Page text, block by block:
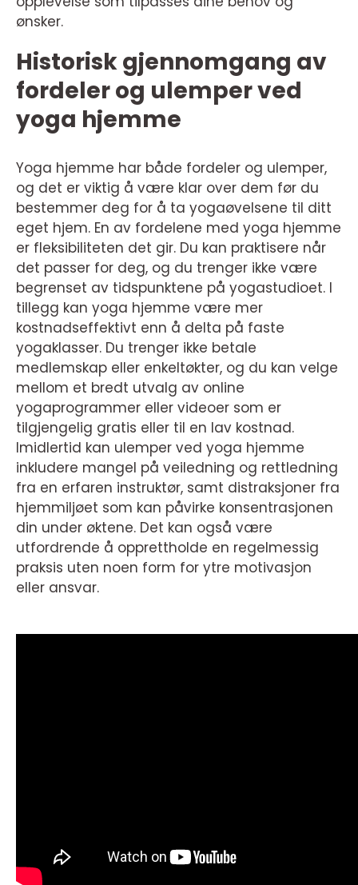
ønsker.
Historisk gjennomgang av
fordeler og ulemper ved
yoga hjemme
Yoga hjemme har både fordeler og ulemper,
og det er viktig å være klar over dem før du
bestemmer deg for å ta yogaøvelsene til ditt
eget hjem. En av fordelene med yoga hjemme
er fleksibiliteten det gir. Du kan praktisere når
det passer for deg, og du trenger ikke være
begrenset av tidspunktene på yogastudioet. I
tillegg kan yoga hjemme være mer
kostnadseffektivt enn å delta på faste
yogaklasser. Du trenger ikke betale
medlemskap eller enkeltøkter, og du kan velge
mellom et bredt utvalg av online
yogaprogrammer eller videoer som er
tilgjengelig gratis eller til en lav kostnad.
Imidlertid kan ulemper ved yoga hjemme
inkludere mangel på veiledning og rettledning
fra en erfaren instruktør, samt distraksjoner fra
hjemmiljøet som kan påvirke konsentrasjonen
din under øktene. Det kan også være
utfordrende å opprettholde en regelmessig
praksis uten noen form for ytre motivasjon
eller ansvar.